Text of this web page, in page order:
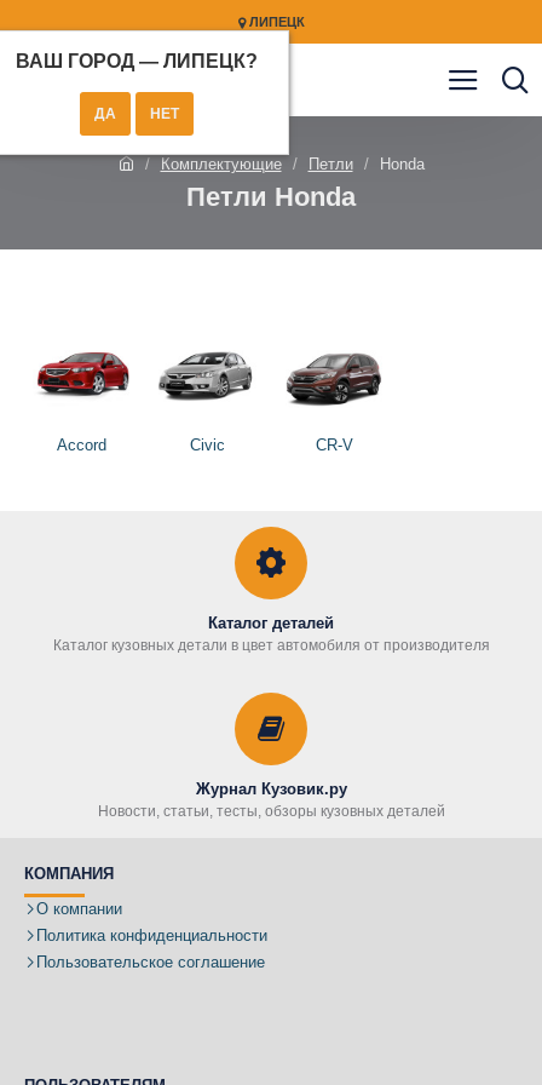
ЛИПЕЦК
ВАШ ГОРОД — ЛИПЕЦК?
Комплектующие Петли Honda
Петли Honda
Accord Civic CR-V
Каталог деталей
Каталог кузовных детали в цвет автомобиля от производителя
Журнал Кузовик.ру
Новости, статьи, тесты, обзоры кузовных деталей
КОМПАНИЯ
О компании
Политика конфиденциальности
Пользовательское соглашение